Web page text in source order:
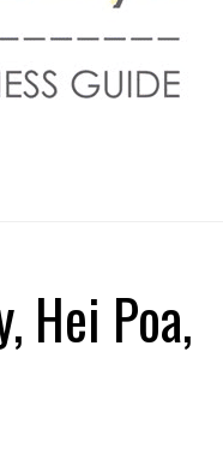
Hei Poa,